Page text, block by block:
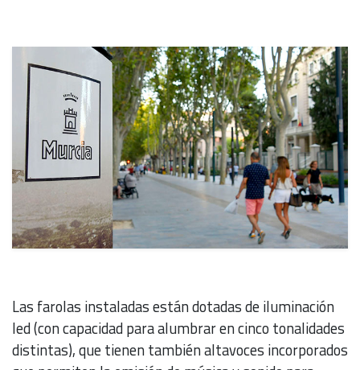
Las farolas instaladas están dotadas de iluminación
led (con capacidad para alumbrar en cinco tonalidades
distintas), que tienen también altavoces incorporados